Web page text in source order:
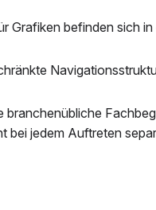
Grafiken befinden sich
branchenübliche
bei jedem Auftreten